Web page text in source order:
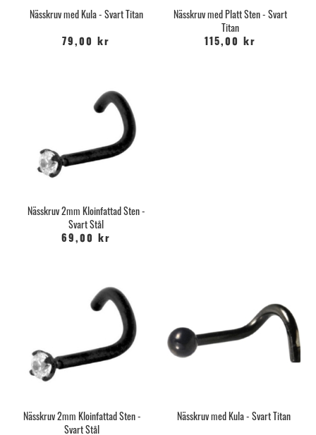
Nässkruv med Kula - Svart Titan
79,00 kr
Nässkruv med Platt Sten - Svart
Titan
115,00 kr
Nässkruv 2mm Kloinfattad Sten -
Svart Stål
69,00 kr
Nässkruv 2mm Kloinfattad Sten -
Svart Stål
Nässkruv med Kula - Svart Titan